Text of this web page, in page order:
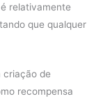
relativamente
que qualquer
criação de
recompensa